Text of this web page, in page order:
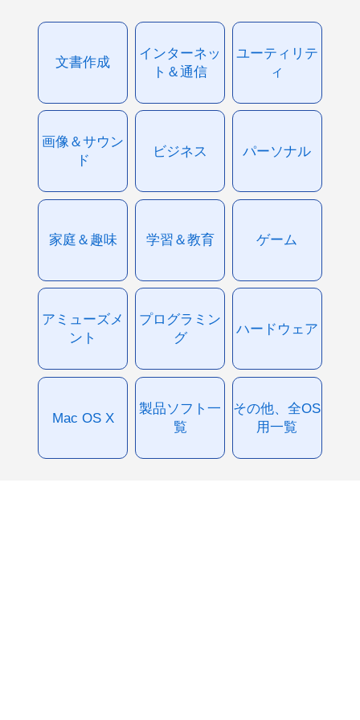
文書作成
インターネッ
ト＆通信
ユーティリテ
ィ
画像＆サウン
ド
ビジネス パーソナル
家庭＆趣味 学習＆教育 ゲーム
アミューズメ
ント
プログラミン
グ
ハードウェア
Mac OS X
製品ソフト一
覧
その他、全OS
用一覧